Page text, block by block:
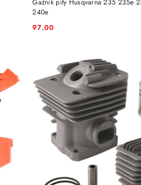
Gaźnik piły Husqvarna 235 235e
240e
Cena:
97.00